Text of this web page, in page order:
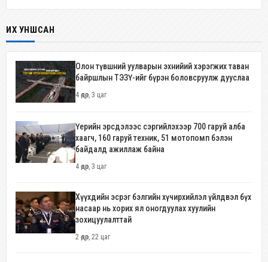
ИХ УНШСАН
Олон түвшний уулварын эхнийий хэрэгжих таван
байршлын ТЭЗҮ-ийг бүрэн боловсруулж дууслаа
4 өдөр, 3 цаг
Үерийн эрсдэлээс сэргийлэхээр 700 гаруй алба
хаагч, 160 гаруй техник, 51 мотопомп бэлэн
байдалд ажиллаж байна
4 өдөр, 3 цаг
Хүүхдийн эсрэг бэлгийн хүчирхийлэл үйлдвэл бүх
насаар нь хорих ял оногдуулах хуулийн
зохицуулалттай
2 өдөр, 22 цаг